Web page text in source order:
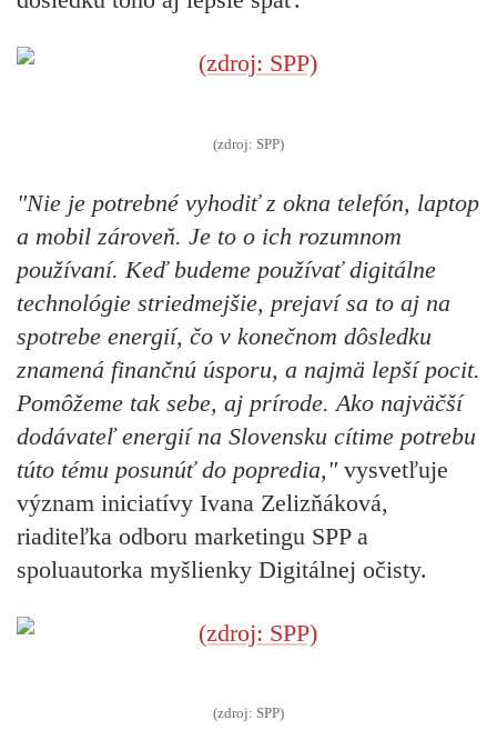
(zdroj: SPP)
"Nie je potrebné vyhodiť z okna telefón, laptop
a mobil zároveň. Je to o ich rozumnom
používaní. Keď budeme používať digitálne
technológie striedmejšie, prejaví sa to aj na
spotrebe energií, čo v konečnom dôsledku
znamená finančnú úsporu, a najmä lepší pocit.
Pomôžeme tak sebe, aj prírode. Ako najväčší
dodávateľ energií na Slovensku cítime potrebu
túto tému posunúť do popredia,"vysvetľuje
význam iniciatívy Ivana Zelizňáková,
riaditeľka odboru marketingu SPP a
spoluautorka myšlienky Digitálnej očisty.
(zdroj: SPP)